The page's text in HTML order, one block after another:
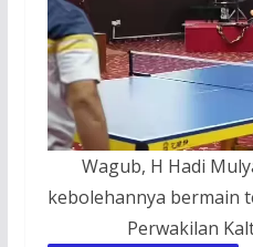
Wagub, H Hadi
kebolehannya bermain
Perwakilan